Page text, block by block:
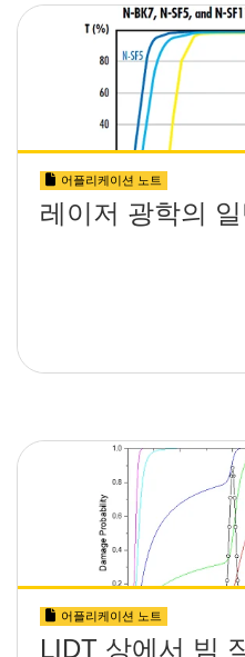
어플리케이션 노트
레이저 광학의
어플리케이션 노트
LIDT 상에서 빔